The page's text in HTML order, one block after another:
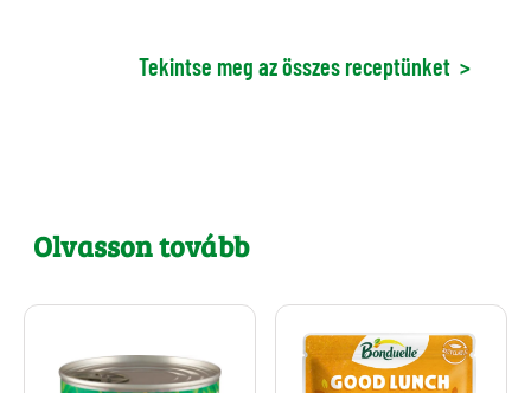
Tekintse meg az összes receptünket >
Olvasson tovább